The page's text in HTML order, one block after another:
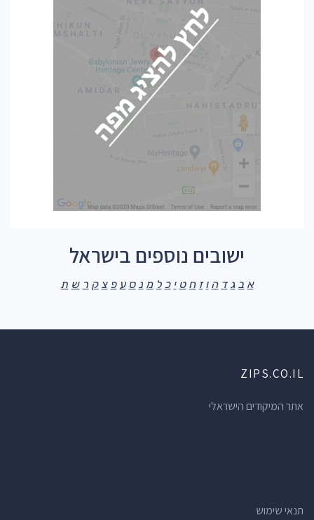
ישובים נוספים בישראל
א ב ג ד ה ו ז ח ט י כ ל מ נ ס ע פ צ ק ר ש ת
ZIPS.CO.IL
אתר המיקודים הישראלי
תנאי שימוש